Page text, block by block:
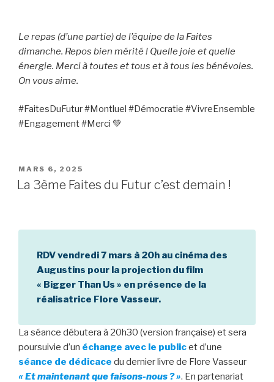
Le repas (d’une partie) de l’équipe de la Faites
dimanche. Repos bien mérité ! Quelle joie et quelle
énergie. Merci à toutes et tous et à tous les bénévoles.
On vous aime.
#FaitesDuFutur #Montluel #Démocratie #VivreEnsemble
#Engagement #Merci 💚
PUBLIÉ
LE
MARS 6, 2025
La 3ème Faites du Futur c’est demain !
RDV vendredi 7 mars à 20h au cinéma des
Augustins pour la projection du film
« Bigger Than Us » en présence de la
réalisatrice Flore Vasseur.
La séance débutera à 20h30 (version française) et sera
poursuivie d’un échange avec le publicet d’une
séance de dédicace du dernier livre de Flore Vasseur
« Et maintenant que faisons-nous ? ». En partenariat